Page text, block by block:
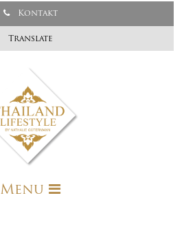
Kontakt
Translate
Menu